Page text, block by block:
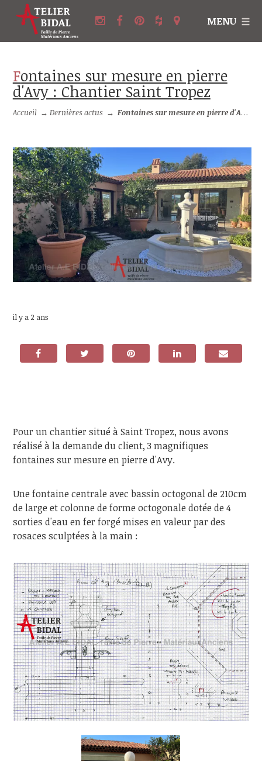
MENU
Fontaines sur mesure en pierre
d'Avy : Chantier Saint Tropez
Accueil → Dernières actus → Fontaines sur mesure en pierre d'Avy : Chantier Saint Tropez
il y a 2 ans
Pour un chantier situé à Saint Tropez, nous avons
réalisé à la demande du client, 3 magnifiques
fontaines sur mesure en pierre d'Avy.
Une fontaine centrale avec bassin octogonal de 210cm
de large et colonne de forme octogonale dotée de 4
sorties d'eau en fer forgé mises en valeur par des
rosaces sculptées à la main :